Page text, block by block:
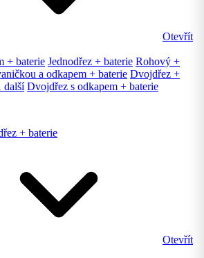
Otevřít
+ baterie Jednodřez + baterie Rohový +
a odkapem + baterie Dvojdřez +
další Dvojdřez s odkapem + baterie
+ baterie
Otevřít